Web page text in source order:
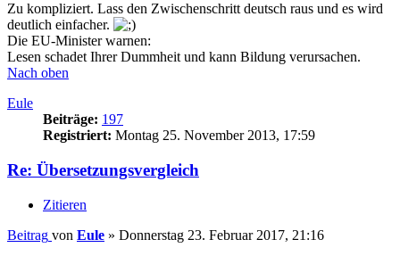
Zu kompliziert. Lass den Zwischenschritt deutsch raus und es wird
deutlich einfacher.
Die EU-Minister warnen:
Lesen schadet Ihrer Dummheit und kann Bildung verursachen.
Nach oben
Eule
Beiträge: 197
Registriert: Montag 25. November 2013, 17:59
Re: Übersetzungsvergleich
Zitieren
Beitrag von Eule » Donnerstag 23. Februar 2017, 21:16